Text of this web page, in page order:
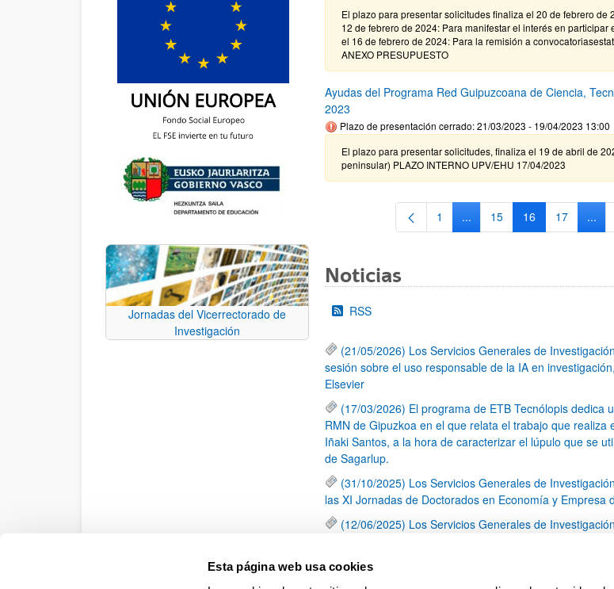
Esta página web usa cookies
Jornadas del Vicerrectorado de
Investigación
El plazo para presentar solicitudes finaliza el 20 de febrero de
12 de febrero de 2024: Para manifestar el interés en participar
el 16 de febrero de 2024: Para la remisión a
ANEXO PRESUPUESTO
Ayudas del Programa Red Guipuzcoana de Ciencia,
2023
Plazo de presentación cerrado: 21/03/2023 - 19/04/2023 13:00
El plazo para presentar solicitudes, finaliza el 19 de abril de
peninsular) PLAZO INTERNO UPV/EHU 17/04/2023
Página
1 ...Páginas intermedias Use
Página
15 Página
16 Página
17 ...
Noticias
RSS
(21/05/2026) Los Servicios Generales de
sesión sobre el uso responsable de la IA en
Elsevier
(17/03/2026) El programa de ETB Tecnólopis dedica
RMN de Gipuzkoa en el que relata el trabajo que realiza
Iñaki Santos, a la hora de caracterizar el lúpulo que se
de Sagarlup.
(31/10/2025) Los Servicios Generales de
las XI Jornadas de Doctorados en Economía y Empresa
(12/06/2025) Los Servicios Generales de